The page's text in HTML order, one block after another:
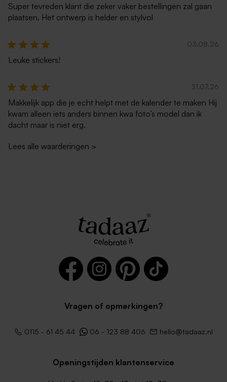
Super tevreden klant die zeker vaker bestellingen zal gaan
plaatsen. Het ontwerp is helder en stylvol
03.08.26
Leuke stickers!
31.07.26
Makkelijk app die je echt helpt met de kalender te maken Hij
kwam alleen iets anders binnen kwa foto’s model dan ik
dacht maar is niet erg.
Lees alle waarderingen >
Vragen of opmerkingen?
0115 - 61 45 44 06 - 123 88 406 hello@tadaaz.nl
Openingstijden klantenservice